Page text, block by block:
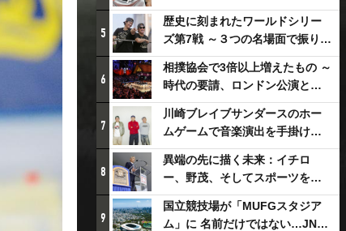
相撲興行
5
歴史に刻まれたワールドシリー
ズ第7戦 ～３つの名場面で振り返
る～
6
相撲協会で3倍以上増えたもの ～
時代の要請、ロンドン公演と古
式大相撲
7
川崎ブレイブサンダースのホー
ムゲームで音楽演出を手掛ける
スチャダラパーが川崎新！アリ
ーナシティ・プロジェクトを語
る 「楽しみでしかないでしょ。
川崎は、ずっと成長曲線だか
ら」
8
異端の先に描く未来：イチロ
ー、野茂、そしてスポーツを支
える科学界の挑戦
9
国立競技場が「MUFGスタジア
ム」に 名前だけではない…JNSE